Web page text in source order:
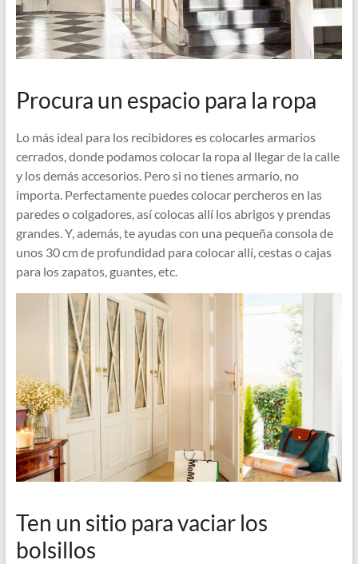
Procura un espacio para la ropa
Lo más ideal para los recibidores es colocarles armarios
cerrados, donde podamos colocar la ropa al llegar de la calle
y los demás accesorios. Pero si no tienes armario, no
importa. Perfectamente puedes colocar percheros en las
paredes o colgadores, así colocas allí los abrigos y prendas
grandes. Y, además, te ayudas con una pequeña consola de
unos 30 cm de profundidad para colocar allí, cestas o cajas
para los zapatos, guantes, etc.
Ten un sitio para vaciar los
bolsillos